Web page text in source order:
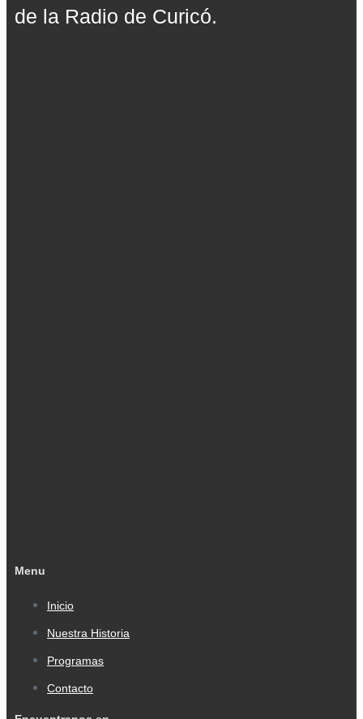
de la Radio de Curicó.
Menu
Inicio
Nuestra Historia
Programas
Contacto